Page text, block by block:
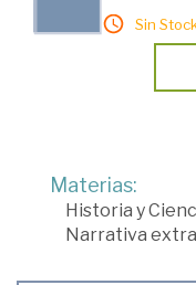
Sin
Materias:
Historia y
Narrativa